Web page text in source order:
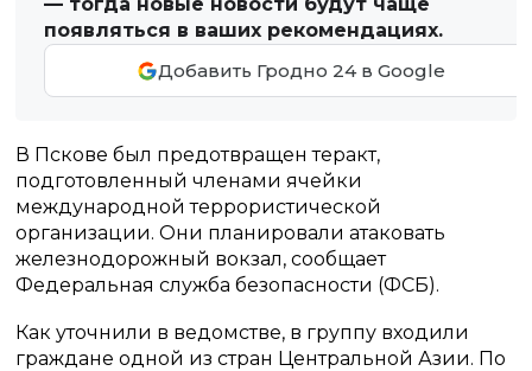
появляться в ваших рекомендациях.
Добавить Гродно 24 в Google
В Пскове был предотвращен теракт,
подготовленный членами ячейки
международной террористической
организации. Они планировали атаковать
железнодорожный вокзал, сообщает
Федеральная служба безопасности (ФСБ).
Как уточнили в ведомстве, в группу входили
граждане одной из стран Центральной Азии. По